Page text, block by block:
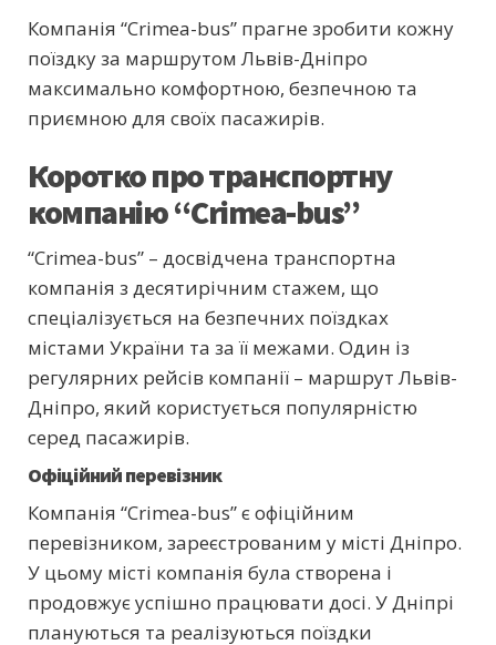
Компанія “Crimea-bus” прагне зробити кожну
поїздку за маршрутом Львів-Дніпро
максимально комфортною, безпечною та
приємною для своїх пасажирів.
Коротко про транспортну
компанію “Crimea-bus”
“Crimea-bus” – досвідчена транспортна
компанія з десятирічним стажем, що
спеціалізується на безпечних поїздках
містами України та за її межами. Один із
регулярних рейсів компанії – маршрут Львів-
Дніпро, який користується популярністю
серед пасажирів.
Офіційний перевізник
Компанія “Crimea-bus” є офіційним
перевізником, зареєстрованим у місті Дніпро.
У цьому місті компанія була створена і
продовжує успішно працювати досі. У Дніпрі
плануються та реалізуються поїздки